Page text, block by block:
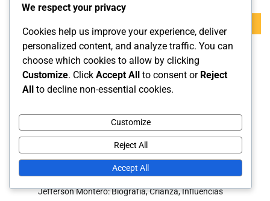
Publicaciones recientes
Gonzalo Plata: Impacto internacional, Apariciones,
Antonio Valencia: Éxito en la Premier League, Partidos
Internacionales, Honores de Club
Jefferson Montero: Hitos del Club, Destacados
Internacionales, Premios
Jefferson Montero: Biografía, Crianza, Influencias
We respect your privacy
Cookies help us improve your experience, deliver
personalized content, and analyze traffic. You can
choose which cookies to allow by clicking
Customize. Click Accept All to consent or Reject
All to decline non-essential cookies.
Customize
Reject All
Accept All